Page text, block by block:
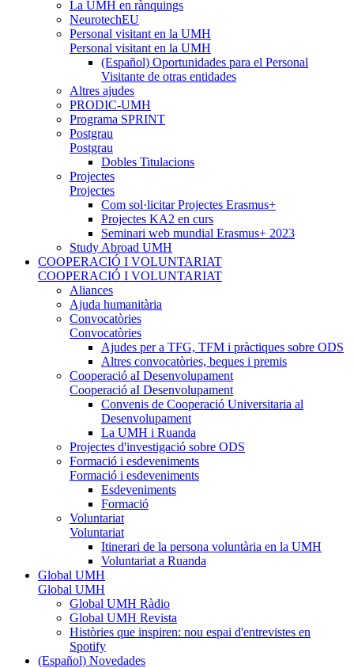
La UMH en rànquings
NeurotechEU
Personal visitant en la UMH
Personal visitant en la UMH
(Español) Oportunidades para el Personal
Visitante de otras entidades
Altres ajudes
PRODIC-UMH
Programa SPRINT
Postgrau
Postgrau
Dobles Titulacions
Projectes
Projectes
Com sol·licitar Projectes Erasmus+
Projectes KA2 en curs
Seminari web mundial Erasmus+ 2023
Study Abroad UMH
COOPERACIÓ I VOLUNTARIAT
COOPERACIÓ I VOLUNTARIAT
Aliances
Ajuda humanitària
Convocatòries
Convocatòries
Ajudes per a TFG, TFM i pràctiques sobre ODS
Altres convocatòries, beques i premis
Cooperació aI Desenvolupament
Cooperació aI Desenvolupament
Convenis de Cooperació Universitaria al
Desenvolupament
La UMH i Ruanda
Projectes d'investigació sobre ODS
Formació i esdeveniments
Formació i esdeveniments
Esdeveniments
Formació
Voluntariat
Voluntariat
Itinerari de la persona voluntària en la UMH
Voluntariat a Ruanda
Global UMH
Global UMH
Global UMH Ràdio
Global UMH Revista
Històries que inspiren: nou espai d'entrevistes en
Spotify
(Español) Novedades